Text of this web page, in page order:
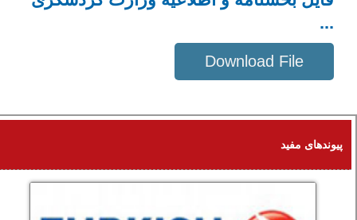
...
Download File
پیوندهای مفید